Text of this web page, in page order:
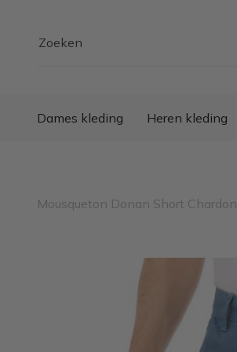
Zoeken
Dames kleding Heren kleding
Mousqueton Donan Short Chardon